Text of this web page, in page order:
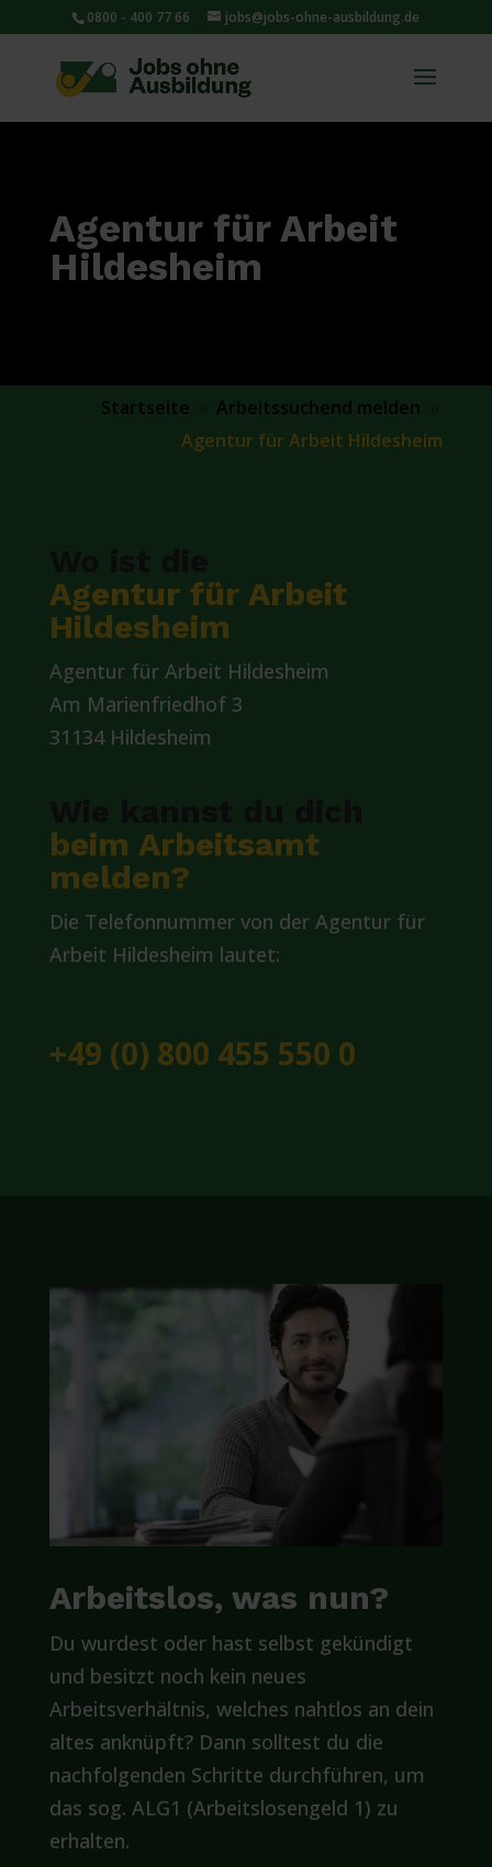
0800 - 400 77 66 jobs@jobs-ohne-ausbildung.de
Agentur für Arbeit
Hildesheim
Startseite Arbeitssuchend melden
Agentur für Arbeit Hildesheim
Agentur für Arbeit
Hildesheim
Agentur für Arbeit Hildesheim
Am Marienfriedhof 3
31134 Hildesheim
beim Arbeitsamt
melden?
Die Telefonnummer von der Agentur für
Arbeit Hildesheim lautet:
+49 (0) 800 455 550 0
Arbeitslos, was nun?
Du wurdest oder hast selbst gekündigt
und besitzt noch kein neues
Arbeitsverhältnis, welches nahtlos an dein
altes anknüpft? Dann solltest du die
nachfolgenden Schritte durchführen, um
das sog. ALG1 (Arbeitslosengeld 1) zu
erhalten.